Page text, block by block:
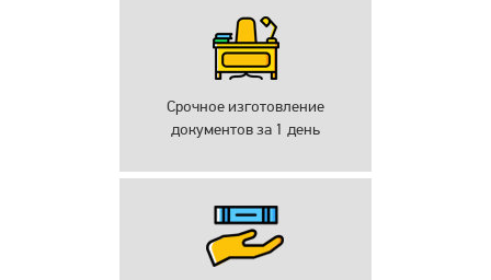
Срочное изготовление
документов за 1 день